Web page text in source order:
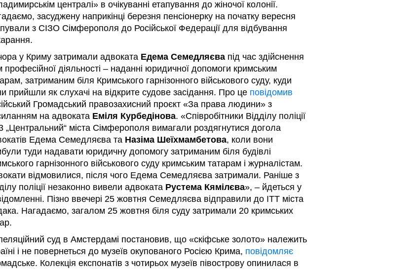
централі» в очікуванні етапування до жіночої колонії.
засуджену наприкінці березня пенсіонерку на початку вересня
з СІЗО Сімферополя до Російської Федерації для відбування
у Криму затримали адвоката Едема Семедляєва під час здійснення
професійної діяльності – наданні юридичної допомоги кримським
затриманим біля Кримського гарнізонного військового суду, куди
прийшли як слухачі на відкрите судове засідання. Про це повідомив
Громадський правозахисний проєкт «За права людини» з
на адвоката Еміля Курбедінова. «Співробітники Відділу поліції
міста Сімферополя вимагали роздягнутися догола
Едема Семедляєва та Назіма Шеїхмамбетова, коли вони
туди надавати юридичну допомогу затриманим біля будівлі
гарнізонного військового суду кримським татарам і журналістам.
відмовилися, після чого Едема Семедляєва затримали. Раніше з
поліції незаконно вивели адвоката Рустема Кямілєва», – йдеться у
Пізно ввечері 25 жовтня Семедляєва відправили до ІТТ міста
Нагадаємо, загалом 25 жовтня біля суду затримали 20 кримських
суд в Амстердамі постановив, що «скіфське золото» належить
і не повернеться до музеїв окупованого Росією Крима, повідомляє
Колекція експонатів з чотирьох музеїв півострову опинилася в